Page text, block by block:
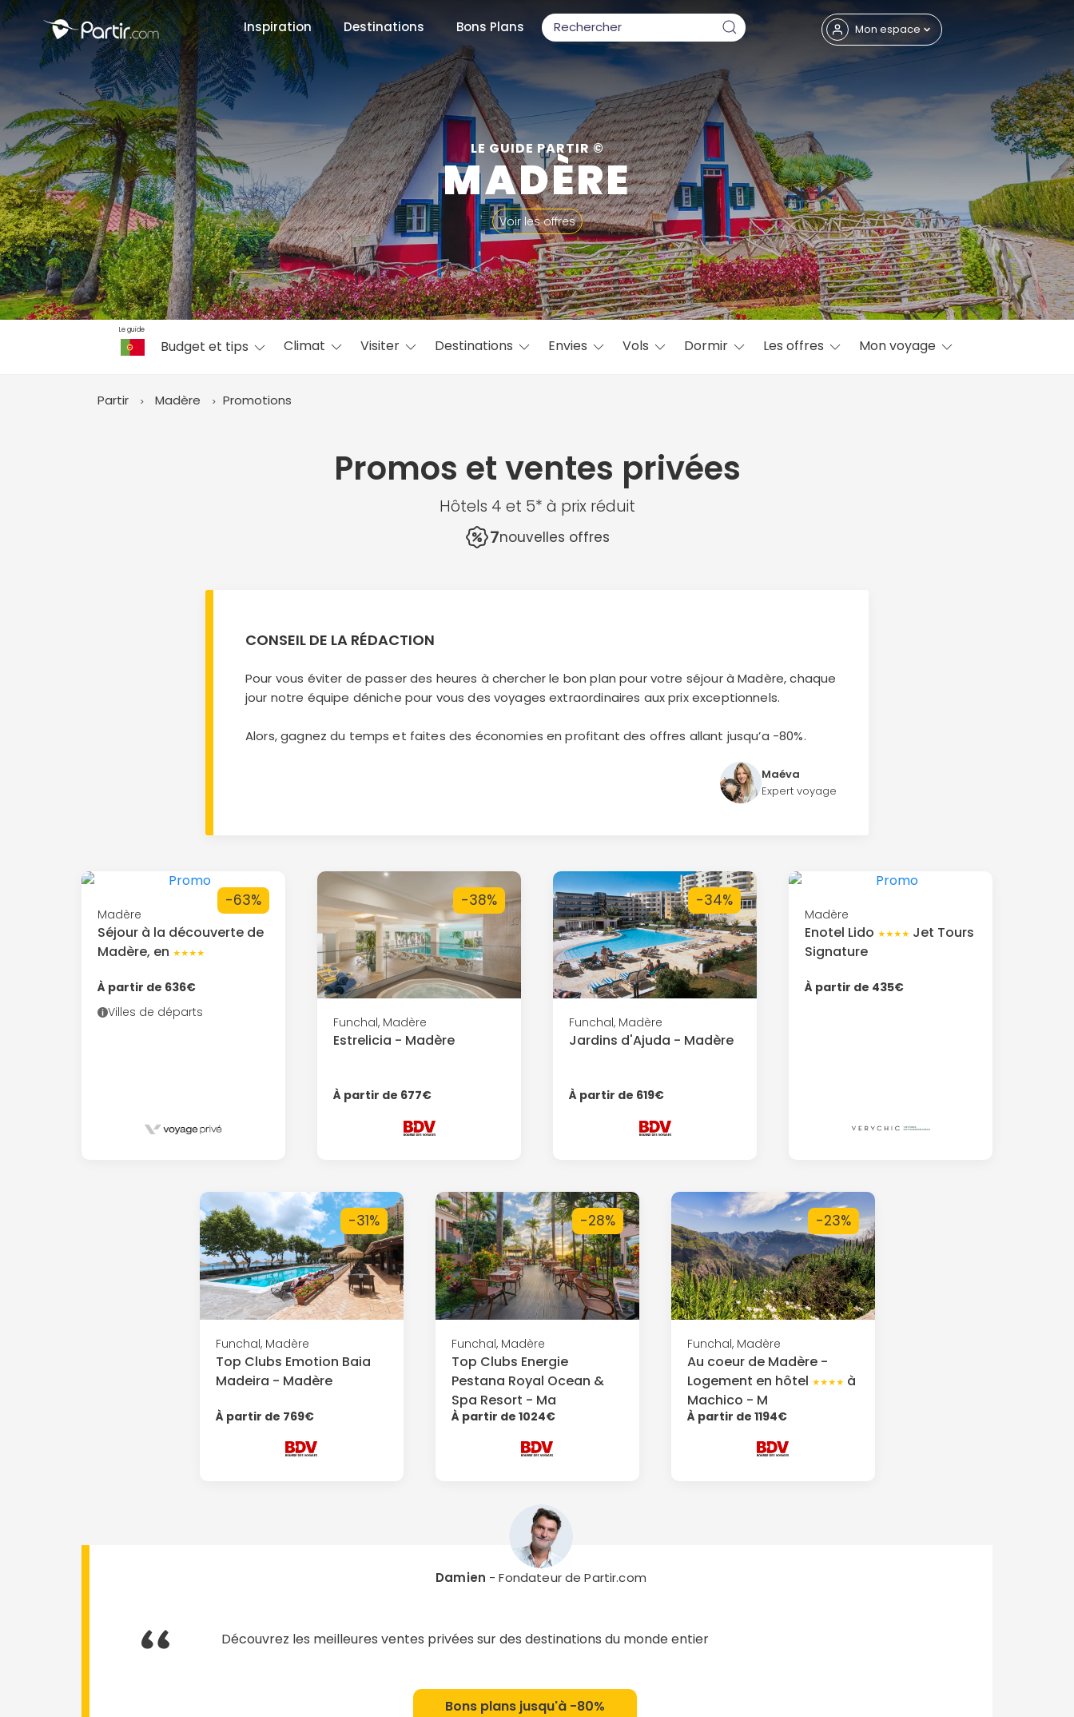
Inspiration Destinations Bons Plans Mon espace
LE GUIDE PARTIR ©
MADÈRE
Voir les offres
Le guide
Budget et tips Climat Visiter Destinations Envies Vols Dormir Les offres Mon voyage
Partir Madère Promotions
Promos et ventes privées
Hôtels 4 et 5* à prix réduit
7nouvelles offres
CONSEIL DE LA RÉDACTION
Pour vous éviter de passer des heures à chercher le bon plan pour votre séjour à Madère, chaque
jour notre équipe déniche pour vous des voyages extraordinaires aux prix exceptionnels.
Alors, gagnez du temps et faites des économies en profitant des offres allant jusqu’a -80%.
Maéva
Expert voyage
Madère
Séjour à la découverte de
Madère, en ★★★★
À partir de 636€
Villes de départs
-63%
Funchal, Madère
Estrelicia - Madère
À partir de 677€
-38%
Funchal, Madère
Jardins d'Ajuda - Madère
À partir de 619€
-34%
Madère
Enotel Lido ★★★★ Jet Tours
Signature
À partir de 435€
Funchal, Madère
Top Clubs Emotion Baia
Madeira - Madère
À partir de 769€
-31%
Funchal, Madère
Top Clubs Energie
Pestana Royal Ocean &
Spa Resort - Ma
À partir de 1024€
-28%
Funchal, Madère
Au coeur de Madère -
Logement en hôtel ★★★★ à
Machico - M
À partir de 1194€
-23%
Damien - Fondateur de Partir.com
Découvrez les meilleures ventes privées sur des destinations du monde entier
Bons plans jusqu'à -80%
Fermer
📍 Destinations populaires
☀️ Où partir par mois
Janvier
Février Mars Avril Mai Juin Juillet Août
Septembre
Octobre
Novembre Décembre
✨ Envies populaires